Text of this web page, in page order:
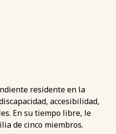
residente en la
accesibilidad,
En su tiempo libre, le
de cinco miembros.